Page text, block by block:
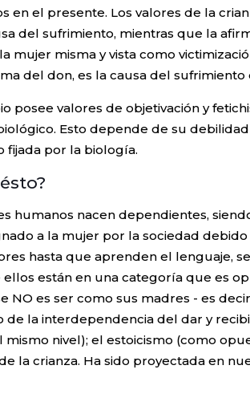
en el presente. Los valores de la
del sufrimiento, mientras que la
mujer misma y vista como
del don, es la causa del
posee valores de objetivación y
Esto depende de su
fijada por la biología.
humanos nacen dependientes,
a la mujer por la sociedad
hasta que aprenden el lenguaje,
están en una categoría que es
NO es ser como sus madres - es
la interdependencia del dar y
nivel); el estoicismo (como
la crianza. Ha sido proyectada en